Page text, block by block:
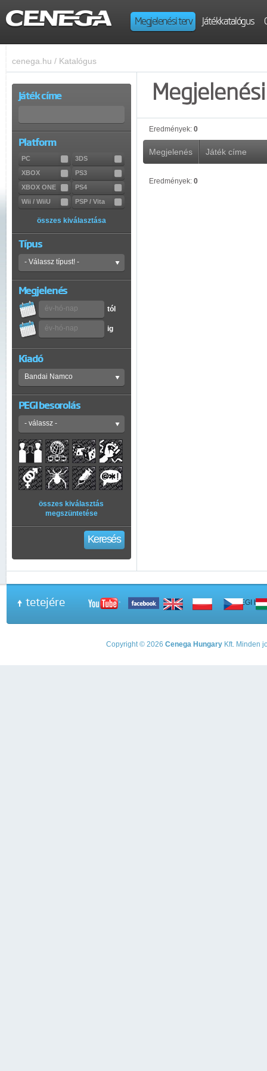
Megjelenési terv Játékkatalógus
cenega.hu / Katalógus
Játék címe
Platform
PC
3DS
XBOX
PS3
XBOX ONE
PS4
Wii / WiiU
PSP / Vita
összes kiválasztása
Típus
Megjelenés
tól
ig
Kiadó
PEGI besorolás
összes kiválasztás
megszüntetése
Keresés
Eredmények: 0
Megjelenés Játék címe
Eredmények: 0
tetejére A PEGI
Copyright © 2026 Cenega Hungary Kft. Minden